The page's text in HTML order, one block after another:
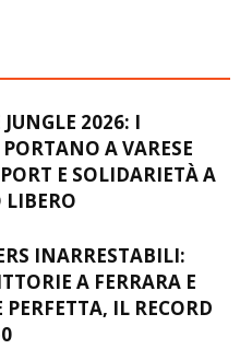
JUNGLE 2026: I
A VARESE
E SOLIDARIETÀ A
LIBERO
INARRESTABILI:
A FERRARA E
IL RECORD